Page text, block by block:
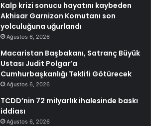
Kalp krizi sonucu hayatını kaybeden
Akhisar Garnizon Komutanı son
yolculuğuna uğurlandı
Ağustos 6, 2026
Macaristan Başbakanı, Satranç Büyük
Ustası Judit Polgar’a
Cumhurbaşkanlığı Teklifi Götürecek
Ağustos 6, 2026
TCDD’nin 72 milyarlık ihalesinde baskı
iddiası
Ağustos 6, 2026